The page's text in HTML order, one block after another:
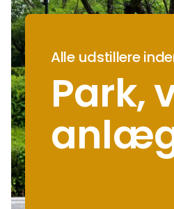
Alle udstillere
Park,